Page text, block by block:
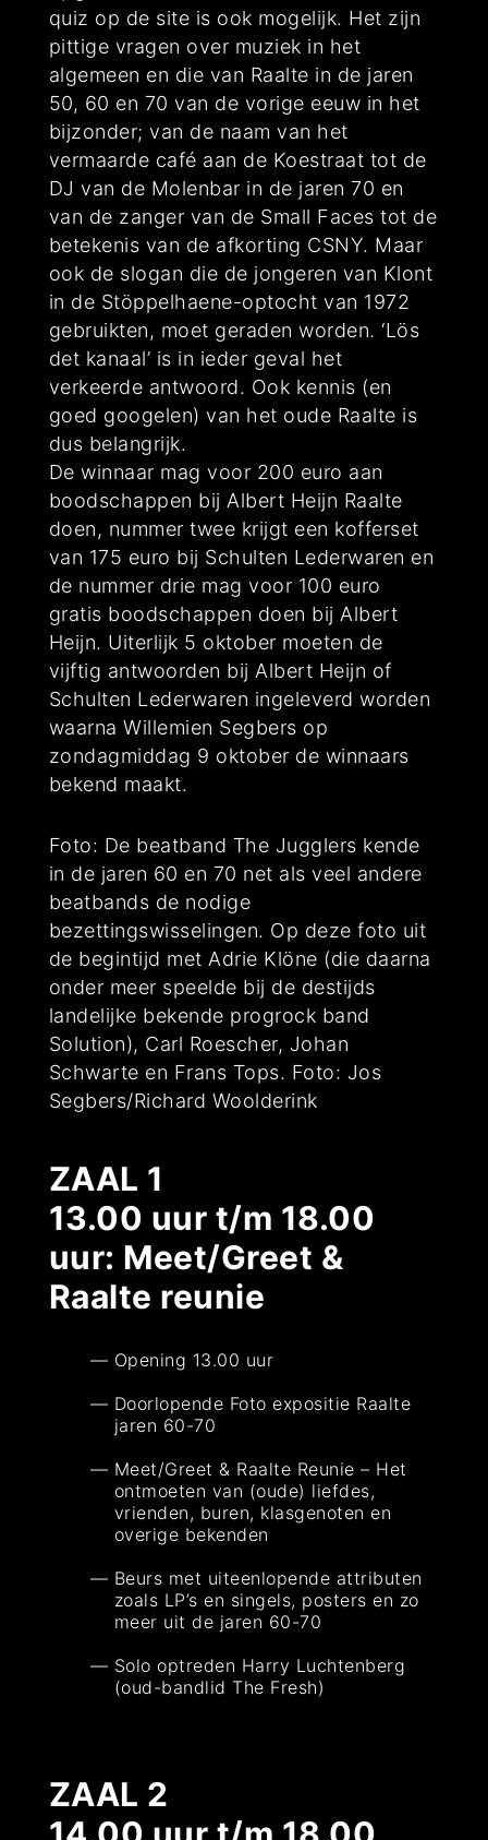
quiz op de site is ook mogelijk. Het zijn
pittige vragen over muziek in het
algemeen en die van Raalte in de jaren
50, 60 en 70 van de vorige eeuw in het
bijzonder; van de naam van het
vermaarde café aan de Koestraat tot de
DJ van de Molenbar in de jaren 70 en
van de zanger van de Small Faces tot de
betekenis van de afkorting CSNY. Maar
ook de slogan die de jongeren van Klont
in de Stöppelhaene-optocht van 1972
gebruikten, moet geraden worden. ‘Lös
det kanaal’ is in ieder geval het
verkeerde antwoord. Ook kennis (en
goed googelen) van het oude Raalte is
dus belangrijk.
De winnaar mag voor 200 euro aan
boodschappen bij Albert Heijn Raalte
doen, nummer twee krijgt een kofferset
van 175 euro bij Schulten Lederwaren en
de nummer drie mag voor 100 euro
gratis boodschappen doen bij Albert
Heijn. Uiterlijk 5 oktober moeten de
vijftig antwoorden bij Albert Heijn of
Schulten Lederwaren ingeleverd worden
waarna Willemien Segbers op
zondagmiddag 9 oktober de winnaars
bekend maakt.
Foto: De beatband The Jugglers kende
in de jaren 60 en 70 net als veel andere
beatbands de nodige
bezettingswisselingen. Op deze foto uit
de begintijd met Adrie Klöne (die daarna
onder meer speelde bij de destijds
landelijke bekende progrock band
Solution), Carl Roescher, Johan
Schwarte en Frans Tops. Foto: Jos
Segbers/Richard Woolderink
ZAAL 1
13.00 uur t/m 18.00
uur: Meet/Greet &
Raalte reunie
Opening 13.00 uur
Doorlopende Foto expositie Raalte
jaren 60-70
Meet/Greet & Raalte Reunie – Het
ontmoeten van (oude) liefdes,
vrienden, buren, klasgenoten en
overige bekenden
Beurs met uiteenlopende attributen
zoals LP’s en singels, posters en zo
meer uit de jaren 60-70
Solo optreden Harry Luchtenberg
(oud-bandlid The Fresh)
ZAAL 2